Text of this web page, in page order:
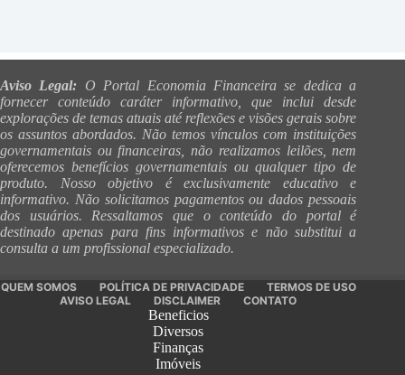
Aviso Legal: O Portal Economia Financeira se dedica a
fornecer conteúdo caráter informativo, que inclui desde
explorações de temas atuais até reflexões e visões gerais sobre
os assuntos abordados. Não temos vínculos com instituições
governamentais ou financeiras, não realizamos leilões, nem
oferecemos benefícios governamentais ou qualquer tipo de
produto. Nosso objetivo é exclusivamente educativo e
informativo. Não solicitamos pagamentos ou dados pessoais
dos usuários. Ressaltamos que o conteúdo do portal é
destinado apenas para fins informativos e não substitui a
consulta a um profissional especializado.
QUEM SOMOS POLÍTICA DE PRIVACIDADE
TERMOS DE USO
AVISO LEGAL
DISCLAIMER CONTATO
Beneficios
Diversos
Finanças
Imóveis